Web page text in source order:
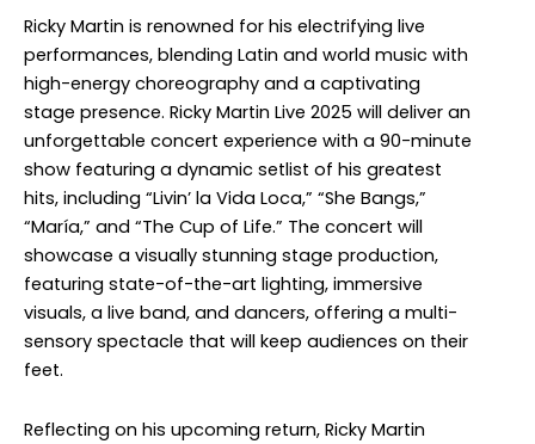
Ricky Martin is renowned for his electrifying live
performances, blending Latin and world music with
high-energy choreography and a captivating
stage presence. Ricky Martin Live 2025 will deliver an
unforgettable concert experience with a 90-minute
show featuring a dynamic setlist of his greatest
hits, including “Livin’ la Vida Loca,” “She Bangs,”
“María,” and “The Cup of Life.” The concert will
showcase a visually stunning stage production,
featuring state-of-the-art lighting, immersive
visuals, a live band, and dancers, offering a multi-
sensory spectacle that will keep audiences on their
feet.
Reflecting on his upcoming return, Ricky Martin